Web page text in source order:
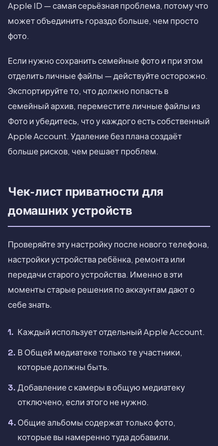
Apple ID — самая серьёзная проблема, потому что
может объединить гораздо больше, чем просто
фото.
Если нужно сохранить семейные фото и при этом
отделить личные файлы — действуйте осторожно.
Экспортируйте то, что должно попасть в
семейный архив, переместите личные файлы из
Фото и убедитесь, что у каждого есть собственный
Apple Account. Удаление без плана создаёт
больше рисков, чем решает проблем.
Чек-лист приватности для
домашних устройств
Проверяйте эту настройку после нового телефона,
настройки устройства ребёнка, ремонта или
передачи старого устройства. Именно в эти
моменты старые решения по аккаунтам дают о
себе знать.
Каждый использует отдельный Apple Account.
В Общей медиатеке только те участники,
которые должны быть.
Добавление с камеры в общую медиатеку
отключено, если этого не нужно.
Общие альбомы содержат только фото,
которые вы намеренно туда добавили.